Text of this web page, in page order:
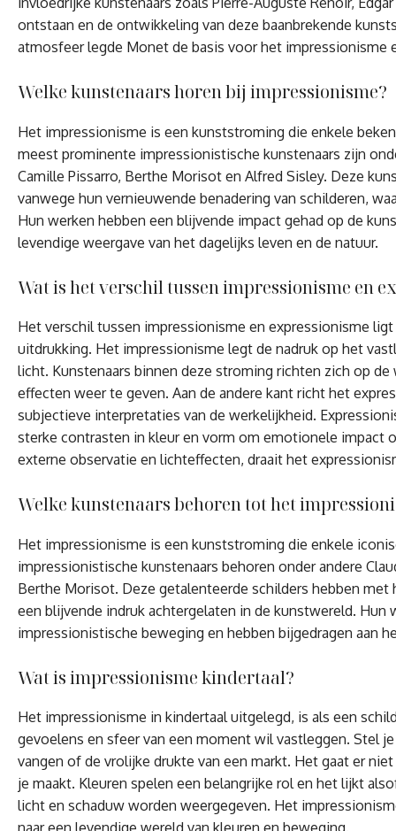
ontstaan en de ontwikkeling van deze baanbrekende
atmosfeer legde Monet de basis voor het impressionisme
Welke kunstenaars horen bij impressionisme?
Het impressionisme is een kunststroming die enkele
meest prominente impressionistische kunstenaars zijn
Camille Pissarro, Berthe Morisot en Alfred Sisley. Deze
vanwege hun vernieuwende benadering van schilderen,
Hun werken hebben een blijvende impact gehad op de
levendige weergave van het dagelijks leven en de natuur.
Wat is het verschil tussen impressionisme en
Het verschil tussen impressionisme en expressionisme
uitdrukking. Het impressionisme legt de nadruk op het
licht. Kunstenaars binnen deze stroming richten zich op
effecten weer te geven. Aan de andere kant richt het
subjectieve interpretaties van de werkelijkheid.
sterke contrasten in kleur en vorm om emotionele
externe observatie en lichteffecten, draait het
Welke kunstenaars behoren tot het
Het impressionisme is een kunststroming die enkele
impressionistische kunstenaars behoren onder andere
Berthe Morisot. Deze getalenteerde schilders hebben
een blijvende indruk achtergelaten in de kunstwereld.
impressionistische beweging en hebben bijgedragen aan
Wat is impressionisme kindertaal?
Het impressionisme in kindertaal uitgelegd, is als een
gevoelens en sfeer van een moment wil vastleggen. Stel
vangen of de vrolijke drukte van een markt. Het gaat er
je maakt. Kleuren spelen een belangrijke rol en het lijkt
licht en schaduw worden weergegeven. Het